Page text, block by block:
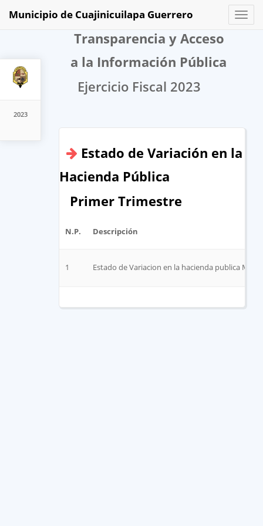
2023
Toggle
Municipio de Cuajinicuilapa Guerrero
Transparencia y Acceso
a la Información Pública
Ejercicio Fiscal 2023
Estado de Variación en la
Hacienda Pública
Primer Trimestre
N.P. Descripción
1 Estado de Variacion en la hacienda publica